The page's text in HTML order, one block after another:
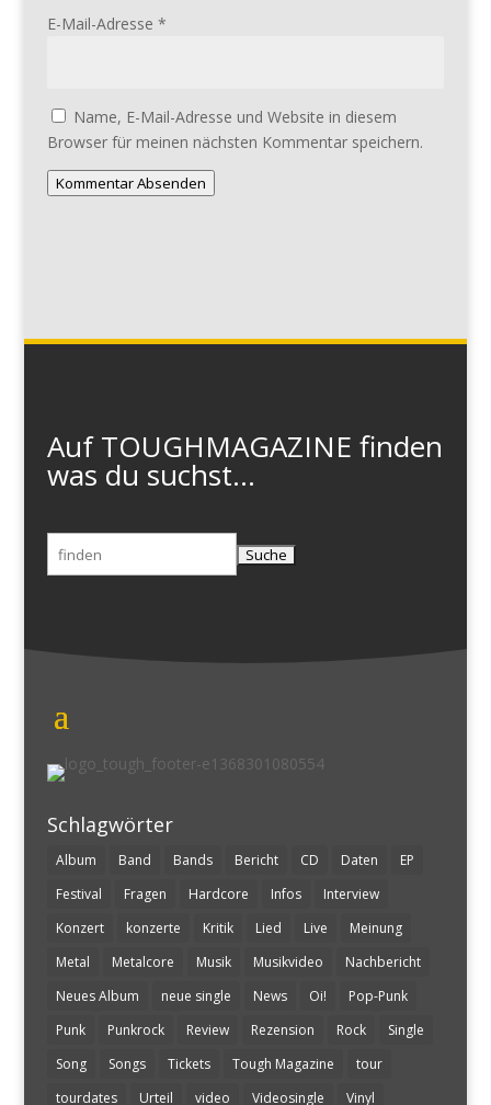
E-Mail-Adresse *
Name, E-Mail-Adresse und Website in diesem
Browser für meinen nächsten Kommentar speichern.
Kommentar Absenden
Auf TOUGHMAGAZINE finden
was du suchst...
Suchen
nach:
Schlagwörter
Album Band Bands Bericht CD Daten
EP
Festival
Fragen Hardcore Infos
Interview
Konzert
konzerte Kritik Lied Live
Meinung
Metal
Metalcore Musik Musikvideo
Nachbericht
Neues Album
neue single News Oi!
Pop-Punk
Punk
Punkrock Review Rezension Rock
Single
Song
Songs Tickets Tough Magazine
tour
tourdates
Urteil video Videosingle Vinyl